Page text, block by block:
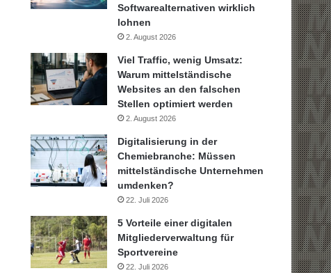
Softwarealternativen wirklich
lohnen
2. August 2026
Viel Traffic, wenig Umsatz:
Warum mittelständische
Websites an den falschen
Stellen optimiert werden
2. August 2026
Digitalisierung in der
Chemiebranche: Müssen
mittelständische Unternehmen
umdenken?
22. Juli 2026
5 Vorteile einer digitalen
Mitgliederverwaltung für
Sportvereine
22. Juli 2026